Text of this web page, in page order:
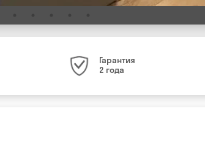
Гарантия
2 года